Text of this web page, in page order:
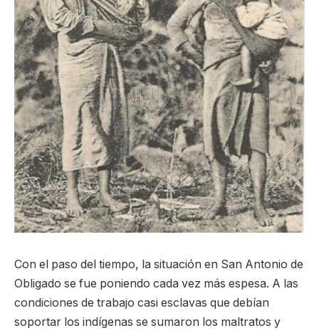
Con el paso del tiempo, la situación en San Antonio de
Obligado se fue poniendo cada vez más espesa. A las
condiciones de trabajo casi esclavas que debían
soportar los indígenas se sumaron los maltratos y